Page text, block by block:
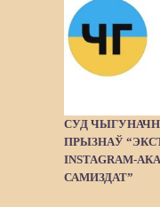
СУД
ПРЫЗНАЎ
INSTAGRAM-
САМИЗДАТ”